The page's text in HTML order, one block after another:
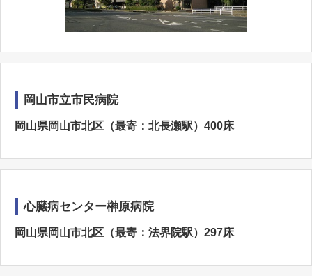
岡山市立市民病院
岡山県岡山市北区（最寄：北長瀬駅）400床
心臓病センター榊原病院
岡山県岡山市北区（最寄：法界院駅）297床